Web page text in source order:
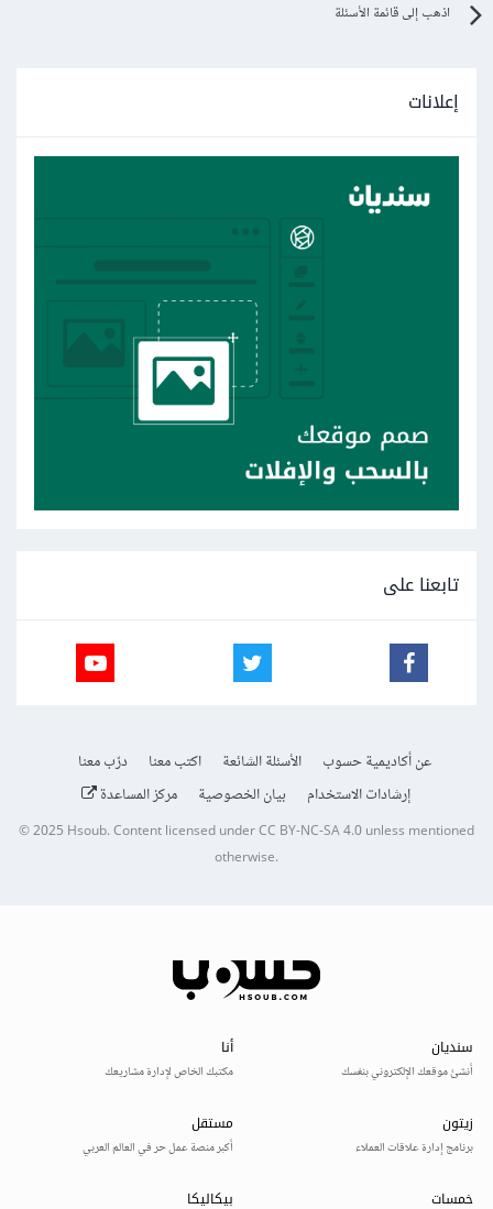
اذهب إلى قائمة الأسئلة
إعلانات
تابعنا على
عن أكاديمية حسوب الأسئلة الشائعة اكتب معنا
درّب معنا
إرشادات الاستخدام
بيان الخصوصية مركز المساعدة
© 2025Hsoub.Content licensed underCC BY-NC-SA 4.0unless mentioned
otherwise.